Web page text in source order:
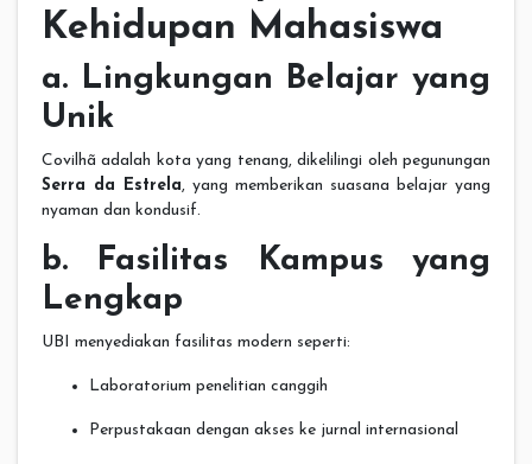
Kehidupan Mahasiswa
a. Lingkungan Belajar yang
Unik
Covilhã adalah kota yang tenang, dikelilingi oleh pegunungan
Serra da Estrela, yang memberikan suasana belajar yang
nyaman dan kondusif.
b. Fasilitas Kampus yang
Lengkap
UBI menyediakan fasilitas modern seperti:
Laboratorium penelitian canggih
Perpustakaan dengan akses ke jurnal internasional